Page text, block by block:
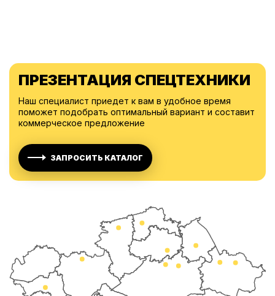
ПРЕЗЕНТАЦИЯ СПЕЦТЕХНИКИ
Наш специалист приедет к вам в удобное время
поможет подобрать оптимальный вариант и составит
коммерческое предложение
ЗАПРОСИТЬ КАТАЛОГ